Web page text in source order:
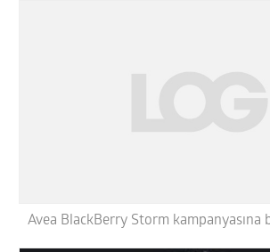
Avea BlackBerry Storm kampanyasına